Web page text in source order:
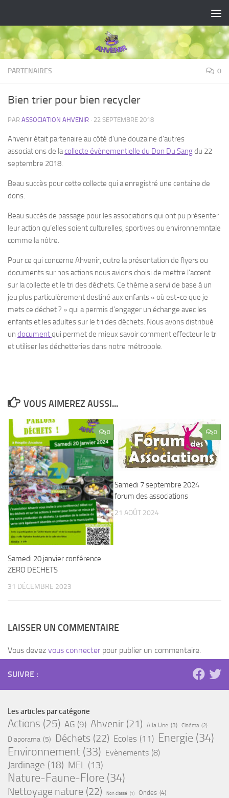
PARTENAIRES 0
Bien trier pour bien recycler
PAR ASSOCIATION AHVENIR · 22 SEPTEMBRE 2018
Ahvenir était partenaire au côté d’une douzaine d’autres
associations de lacollecte évènementielle du Don Du Sangdu 22
septembre 2018.
Beau succès pour cette collecte qui a enregistré une centaine de
dons.
Beau succès de passage pour les associations qui ont pu présenter
leur action qu’elles soient culturelles, sportives ou environnemntale
comme la nôtre.
Pour ce qui concerne Ahvenir, outre la présentation de flyers ou
documents sur nos actions nous avions choisi de mettre l’accent
sur la collecte et le tri des déchets. Ce thème a servi de base à un
jeu plus particulèrement destiné aux enfants « où est-ce que je
mets ce déchet ? » qui a permis d’engager un échange avec les
enfants et les adultes sur le tri des déchets. Nous avons distribué
un documentqui permet de mieux savoir comment effecteur le tri
et utiliser les déchetteries dans notre métropole.
VOUS AIMEREZ AUSSI...
0
Samedi 20 janvier conférence
ZERO DECHETS
31 DÉCEMBRE 2023
0
Samedi 7 septembre 2024
forum des associations
21 AOÛT 2024
LAISSER UN COMMENTAIRE
Vous devez vous connecterpour publier un commentaire.
SUIVRE :
Les articles par catégorie
Actions (25) AG (9) Ahvenir (21) A la Une (3) Cinéma (2)
Diaporama (5) Déchets (22) Ecoles (11) Energie (34)
Environnement (33) Evènements (8)
Jardinage (18) MEL (13)
Nature-Faune-Flore (34)
Nettoyage nature (22) Non classé (1) Ondes (4)